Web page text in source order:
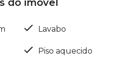
do imóvel
Lavabo
Piso aquecido